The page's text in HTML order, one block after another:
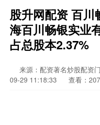
股升网配资 百川
海百川畅银实业
占总股本2.37%
来源：配资著名炒股配资
09-29 11:18:33
查看：207